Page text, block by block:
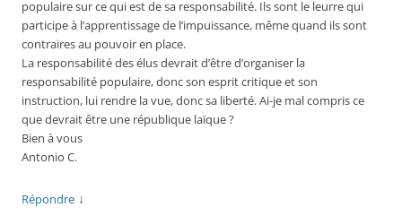
populaire sur ce qui est de sa responsabilité. Ils sont le leurre qui
participe à l’apprentissage de l’impuissance, même quand ils sont
contraires au pouvoir en place.
La responsabilité des élus devrait d’être d’organiser la
responsabilité populaire, donc son esprit critique et son
instruction, lui rendre la vue, donc sa liberté. Ai-je mal compris ce
que devrait être une république laïque ?
Bien à vous
Antonio C.
Répondre ↓